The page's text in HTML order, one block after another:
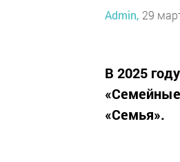
Admin, 29
В 2025
«Семейные
«Семья».